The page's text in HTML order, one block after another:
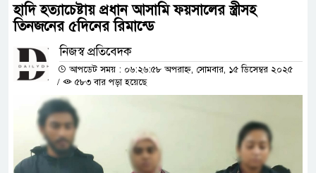
হাদি হত্যাচেষ্টায় প্রধান আসামি ফয়সালের স্ত্রীসহ
তিনজনের ৫দিনের রিমান্ডে
নিজস্ব প্রতিবেদক
আপডেট সময় : ০৬:২৬:৫৮ অপরাহ্ন, সোমবার, ১৫ ডিসেম্বর ২০২৫
/
৫৮৩ বার পড়া হয়েছে